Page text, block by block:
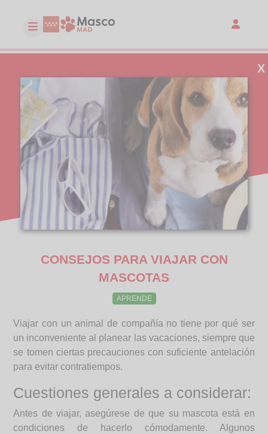
X
CONSEJOS PARA VIAJAR CON
MASCOTAS
APRENDE
Viajar con un animal de compañía no tiene por qué ser
un inconveniente al planear las vacaciones, siempre que
se tomen ciertas precauciones con suficiente antelación
para evitar contratiempos.
Cuestiones generales a considerar:
Antes de viajar, asegúrese de que su mascota está en
condiciones de hacerlo cómodamente. Algunos